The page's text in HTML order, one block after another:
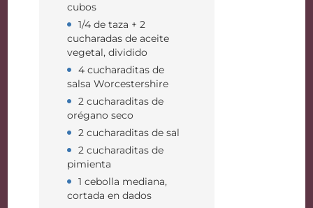
cubos
1/4 de taza + 2
cucharadas de aceite
vegetal, dividido
4 cucharaditas de
salsa Worcestershire
2 cucharaditas de
orégano seco
2 cucharaditas de sal
2 cucharaditas de
pimienta
1 cebolla mediana,
cortada en dados